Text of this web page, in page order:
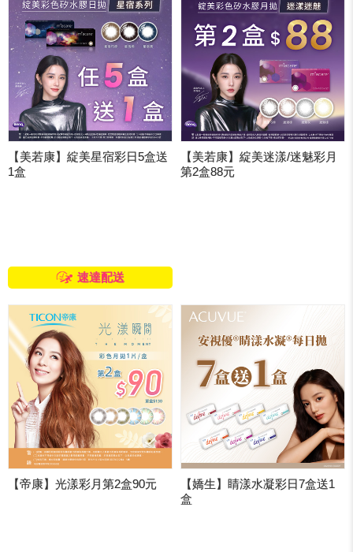
【美若康】綻美星宿彩日5盒送
1盒
速達配送
【美若康】綻美迷漾/迷魅彩月
第2盒88元
【帝康】光漾彩月第2盒90元
【嬌生】睛漾水凝彩日7盒送1
盒